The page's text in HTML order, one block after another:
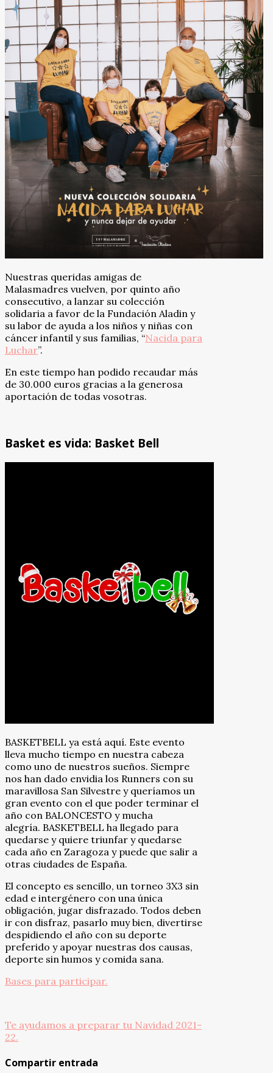
Nuestras queridas amigas de
Malasmadres vuelven, por quinto año
consecutivo, a lanzar su colección
solidaria a favor de la Fundación Aladin y
su labor de ayuda a los niños y niñas con
cáncer infantil y sus familias, “Nacida para
Luchar”.
En este tiempo han podido recaudar más
de 30.000 euros gracias a la generosa
aportación de todas vosotras.
Basket es vida: Basket Bell
BASKETBELL ya está aquí. Este evento
lleva mucho tiempo en nuestra cabeza
como uno de nuestros sueños. Siempre
nos han dado envidia los Runners con su
maravillosa San Silvestre y queríamos un
gran evento con el que poder terminar el
año con BALONCESTO y mucha
alegría. BASKETBELL ha llegado para
quedarse y quiere triunfar y quedarse
cada año en Zaragoza y puede que salir a
otras ciudades de España.
El concepto es sencillo, un torneo 3X3 sin
edad e intergénero con una única
obligación, jugar disfrazado. Todos deben
ir con disfraz, pasarlo muy bien, divertirse
despidiendo el año con su deporte
preferido y apoyar nuestras dos causas,
deporte sin humos y comida sana.
Bases para participar.
Te ayudamos a preparar tu Navidad 2021-
22.
Compartir entrada